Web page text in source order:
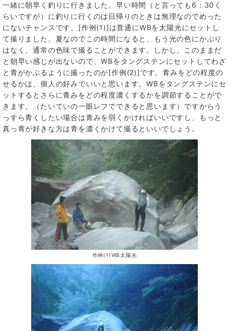
一緒に朝早く釣りに行きました。早い時間（と言っても6：30く
らいですが）に釣りに行くのは日帰りのときは無理なのでめった
にないチャンスです。[作例(1)]は普通にWBを太陽光にセットし
て撮りました。夏なのでこの時間になると、もう光の色にかぶり
はなく、通常の色味で撮ることができます。しかし、このままだ
と朝早い感じが出ないので、WBをタングステンにセットしてわざ
と青がかぶるように撮ったのが[作例(2)]です。青みをどの程度の
せるかは、個人の好みでいいと思います。WBをタングステンにセ
ットするとさらに青みをどの程度濃くするかを調節することがで
きます。（たいていの一眼レフでできると思います）ですからう
っすら青くしたい場合は青みを弱くかければいいですし、もっと
真っ青が好きな方は青を濃くかけて撮るといいでしょう。
作例(1)WB太陽光